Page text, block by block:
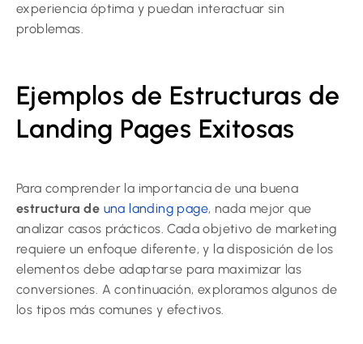
experiencia óptima y puedan interactuar sin
problemas.
Ejemplos de Estructuras de
Landing Pages Exitosas
Para comprender la importancia de una buena
estructura de una landing page, nada mejor que
analizar casos prácticos. Cada objetivo de marketing
requiere un enfoque diferente, y la disposición de los
elementos debe adaptarse para maximizar las
conversiones. A continuación, exploramos algunos de
los tipos más comunes y efectivos.